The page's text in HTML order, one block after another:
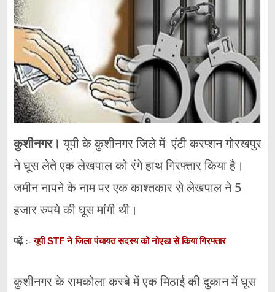
कुशीनगर। यूपी के कुशीनगर जिले में एंटी करप्शन गोरखपुर
ने घूस लेते एक लेखपाल को रंगे हाथ गिरफ्तार किया है।
जमीन नापने के नाम पर एक काश्तकार से लेखपाल ने 5
हजार रुपये की घूस मांगी थी।
पढ़ें :-यूपी STF ने जिला पंचायत सदस्य को नोएडा से किया गिरफ्तार
कुशीनगर के रामकोला कस्बे में एक मिठाई की दुकान में घूस